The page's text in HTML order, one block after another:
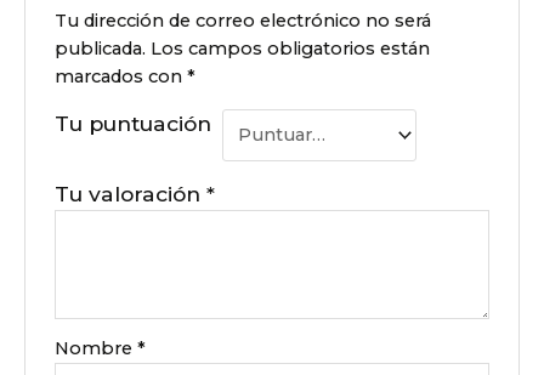
Tu dirección de correo electrónico no será
publicada. Los campos obligatorios están
marcados con*
Tu puntuación
Tu valoración*
Nombre*